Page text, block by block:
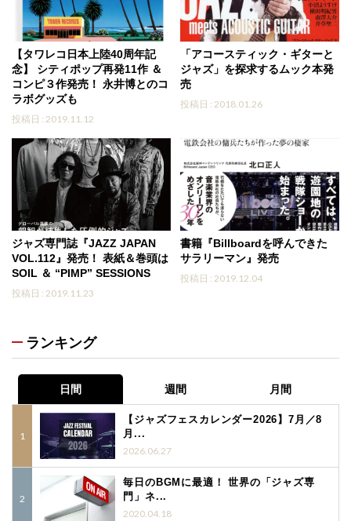
【タワレコ日本上陸40周年記
念】 シティポップ再発11作 ＆
コンピ３作発売！ 永井博とのコ
ラボグッズも
投稿日 : 2019.11.12
「アコースティック・ギターと
ジャズ」を探求するムック本発
売
投稿日 : 2018.01.26
ジャズ専門誌『JAZZ JAPAN
VOL.112』発売！ 表紙＆巻頭は
SOIL ＆ “PIMP” SESSIONS
投稿日 : 2019.11.23
書籍『Billboardを呼んできた
サラリーマン』発売
投稿日 : 2019.12.04
ランキング
日間 週間 月間
【ジャズフェスカレンダー2026】7月／8
月...
2026.06.27
毎日のBGMに最適！ 世界の「ジャズ専
門」ネ...
2020.04.18